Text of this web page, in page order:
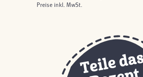
Preise inkl. MwSt.